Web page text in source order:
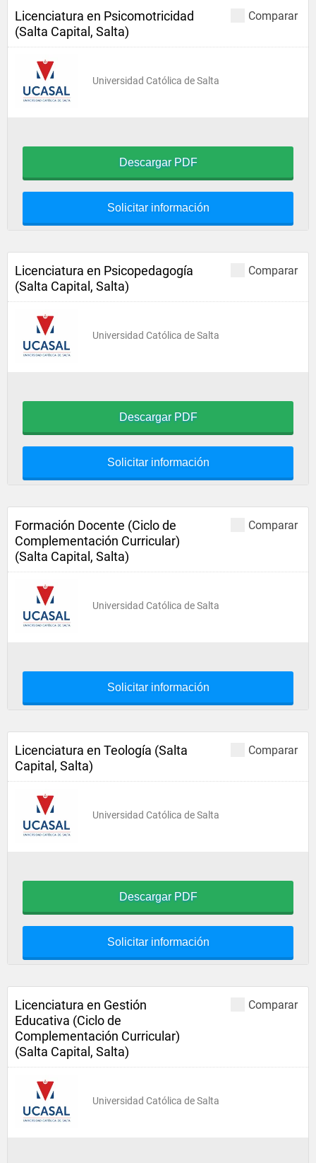
Comparar
Licenciatura en Psicomotricidad
(Salta Capital, Salta)
Universidad Católica de Salta
Descargar PDF
Solicitar información
Comparar
Licenciatura en Psicopedagogía
(Salta Capital, Salta)
Universidad Católica de Salta
Descargar PDF
Solicitar información
Comparar
Formación Docente (Ciclo de
Complementación Curricular)
(Salta Capital, Salta)
Universidad Católica de Salta
Solicitar información
Comparar
Licenciatura en Teología (Salta
Capital, Salta)
Universidad Católica de Salta
Descargar PDF
Solicitar información
Comparar
Licenciatura en Gestión
Educativa (Ciclo de
Complementación Curricular)
(Salta Capital, Salta)
Universidad Católica de Salta